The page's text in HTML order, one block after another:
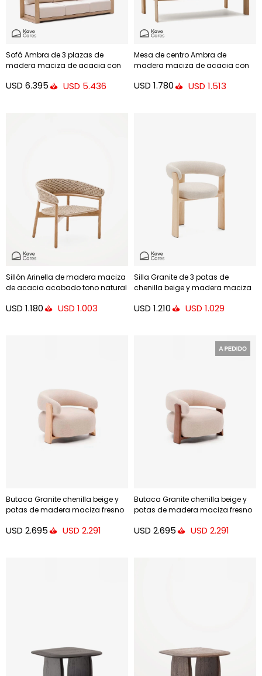
Sofá Ambra de 3 plazas de
madera maciza de acacia con
USD 6.395 USD 5.436
Mesa de centro Ambra de
madera maciza de acacia con
100%
USD 1.780 USD 1.513
Sillón Arinella de madera maciza
de acacia acabado tono natural
USD 1.180 USD 1.003
Silla Granite de 3 patas de
chenilla beige y madera maciza
USD 1.210 USD 1.029
Butaca Granite chenilla beige y
patas de madera maciza fresno
USD 2.695 USD 2.291
Butaca Granite chenilla beige y
patas de madera maciza fresno
USD 2.695 USD 2.291